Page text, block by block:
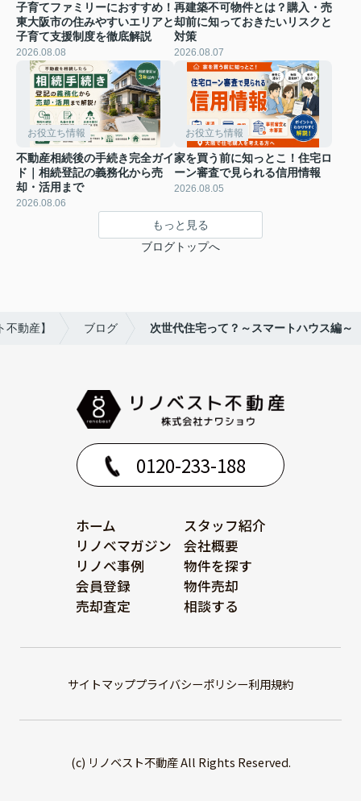
子育てファミリーにおすすめ！
東大阪市の住みやすいエリアと
子育て支援制度を徹底解説
2026.08.08
再建築不可物件とは？購入・売
却前に知っておきたいリスクと
対策
2026.08.07
お役立ち情報
不動産相続後の手続き完全ガイ
ド｜相続登記の義務化から売
却・活用まで
2026.08.06
お役立ち情報
家を買う前に知っとこ！住宅ロ
ーン審査で見られる信用情報
2026.08.05
もっと見る
ブログトップへ
動産】 ブログ 次世代住宅って？～スマートハウス編～
0120-233-188
ホーム
スタッフ紹介
リノベマガジン
会社概要
リノベ事例
物件を探す
会員登録
物件売却
売却査定
相談する
サイトマッププライバシーポリシー利用規約
(c) リノベスト不動産 All Rights Reserved.